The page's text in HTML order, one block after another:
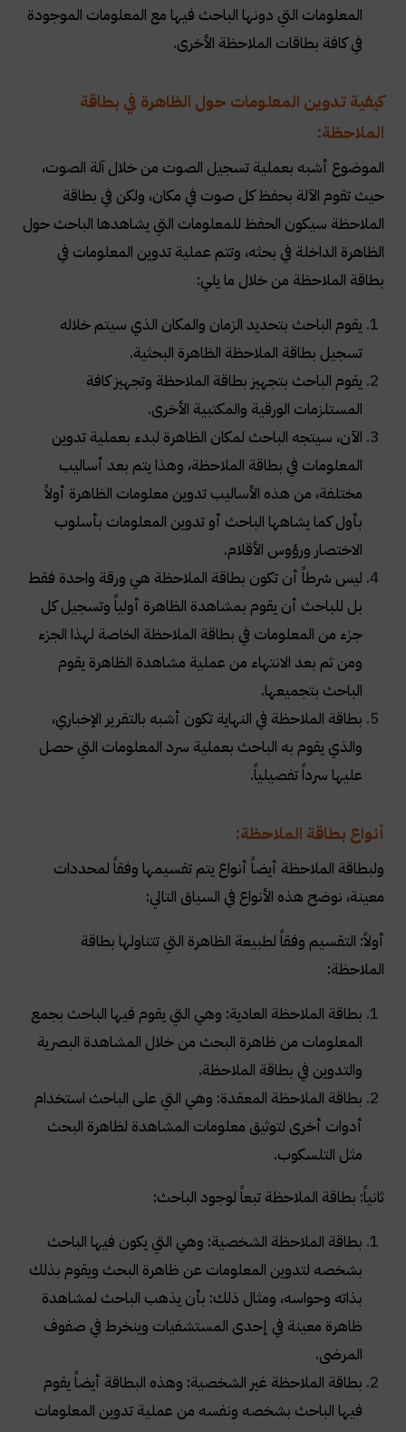
المعلومات التي دونها الباحث فيها مع المعلومات الموجودة
في كافة بطاقات الملاحظة الأخرى.
كيفية تدوين المعلومات حول الظاهرة في بطاقة
الملاحظة:
الموضوع أشبه بعملية تسجيل الصوت من خلال آلة الصوت،
حيث تقوم الآلة بحفظ كل صوت في مكان، ولكن في بطاقة
الملاحظة سيكون الحفظ للمعلومات التي يشاهدها الباحث حول
الظاهرة الداخلة في بحثه، وتتم عملية تدوين المعلومات في
بطاقة الملاحظة من خلال ما يلي:
يقوم الباحث بتحديد الزمان والمكان الذي سيتم خلاله
تسجيل بطاقة الملاحظة الظاهرة البحثية.
يقوم الباحث بتجهيز بطاقة الملاحظة وتجهيز كافة
المستلزمات الورقية والمكتبية الأخرى.
الآن، سيتجه الباحث لمكان الظاهرة لبدء بعملية تدوين
المعلومات في بطاقة الملاحظة، وهذا يتم بعد أساليب
مختلفة، من هذه الأساليب تدوين معلومات الظاهرة أولاً
بأول كما يشاهها الباحث أو تدوين المعلومات بأسلوب
الاختصار ورؤوس الأقلام.
ليس شرطاً أن تكون بطاقة الملاحظة هي ورقة واحدة فقط
بل للباحث أن يقوم بمشاهدة الظاهرة أولياً وتسجيل كل
جزء من المعلومات في بطاقة الملاحظة الخاصة لهذا الجزء
ومن ثم بعد الانتهاء من عملية مشاهدة الظاهرة يقوم
الباحث بتجميعها.
بطاقة الملاحظة في النهاية تكون أشبه بالتقرير الإخباري،
والذي يقوم به الباحث بعملية سرد المعلومات التي حصل
عليها سرداً تفصيلياً.
أنواع بطاقة الملاحظة:
ولبطاقة الملاحظة أيضاً أنواع يتم تقسيمها وفقاً لمحددات
معينة، نوضح هذه الأنواع في السياق التالي:
أولاً: التقسيم وفقاً لطبيعة الظاهرة التي تتناولها بطاقة
الملاحظة:
بطاقة الملاحظة العادية: وهي التي يقوم فيها الباحث بجمع
المعلومات من ظاهرة البحث من خلال المشاهدة البصرية
والتدوين في بطاقة الملاحظة.
بطاقة الملاحظة المعقدة: وهي التي على الباحث استخدام
أدوات أخرى لتوثيق معلومات المشاهدة لظاهرة البحث
مثل التلسكوب.
ثانياً: بطاقة الملاحظة تبعاً لوجود الباحث:
بطاقة الملاحظة الشخصية: وهي التي يكون فيها الباحث
بشخصه لتدوين المعلومات عن ظاهرة البحث ويقوم بذلك
بذاته وحواسه، ومثال ذلك: بأن يذهب الباحث لمشاهدة
ظاهرة معينة في إحدى المستشفيات وينخرط في صفوف
المرضى.
بطاقة الملاحظة غير الشخصية: وهذه البطاقة أيضاً يقوم
فيها الباحث بشخصه ونفسه من عملية تدوين المعلومات